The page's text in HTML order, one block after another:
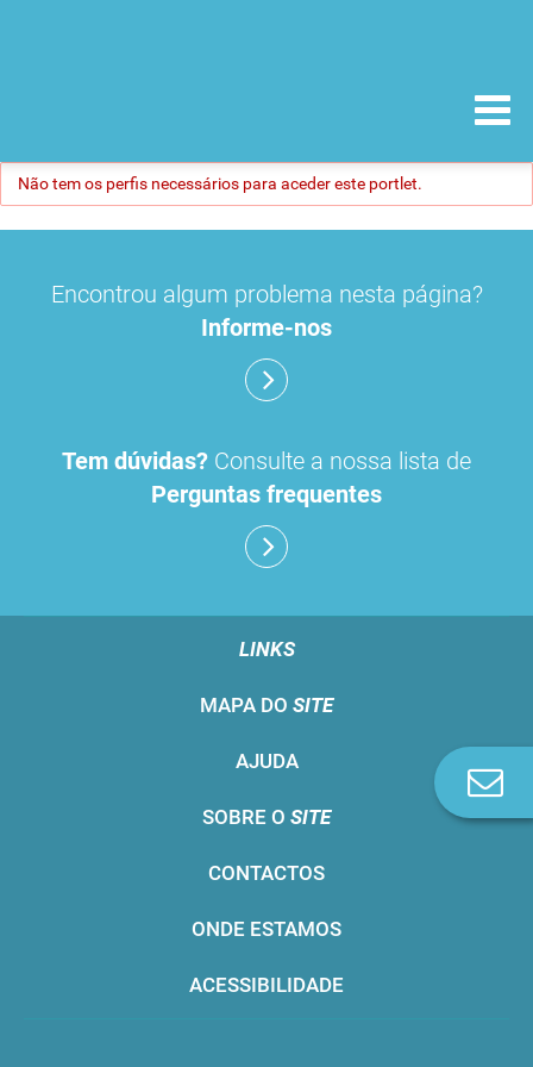
Não tem os perfis necessários para aceder este portlet.
Encontrou algum problema nesta página?
Informe-nos
Tem dúvidas? Consulte a nossa lista de
Perguntas frequentes
LINKS
MAPA DO SITE
AJUDA
SOBRE O SITE
CONTACTOS
ONDE ESTAMOS
ACESSIBILIDADE